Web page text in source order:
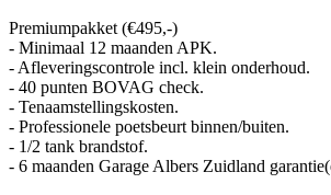
Premiumpakket (€495,-)
- Minimaal 12 maanden APK.
- Afleveringscontrole incl. klein onderhoud.
- 40 punten BOVAG check.
- Tenaamstellingskosten.
- Professionele poetsbeurt binnen/buiten.
- 1/2 tank brandstof.
- 6 maanden Garage Albers Zuidland